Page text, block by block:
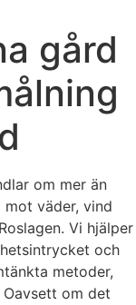
gård
om mer än
väder, vind
Vi hjälper
och
metoder,
om det